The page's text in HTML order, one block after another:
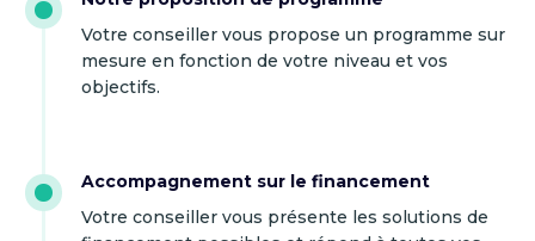
Votre conseiller vous propose un programme sur
mesure en fonction de votre niveau et vos
objectifs.
Accompagnement sur le financement
Votre conseiller vous présente les solutions de